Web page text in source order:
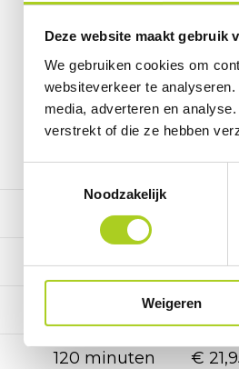
Deze website maakt gebruik
We gebruiken cookies om
websiteverkeer te
media, adverteren en
verstrekt of die ze hebben
Noodzakelijk
Weigeren
60 minuten
120 minuten €
180 minuten € 21,95
120 minuten €